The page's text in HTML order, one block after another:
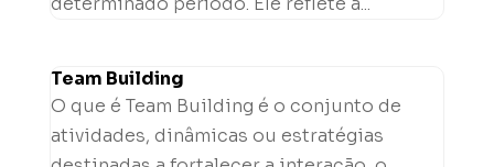
Team Building
O que é Team Building é o conjunto de
atividades, dinâmicas ou estratégias